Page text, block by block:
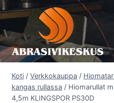
Siirry
sisältöön
Koti / Verkkokauppa /
kangas rullassa / Hiomarullat
4,5m KLINGSPOR PS30D